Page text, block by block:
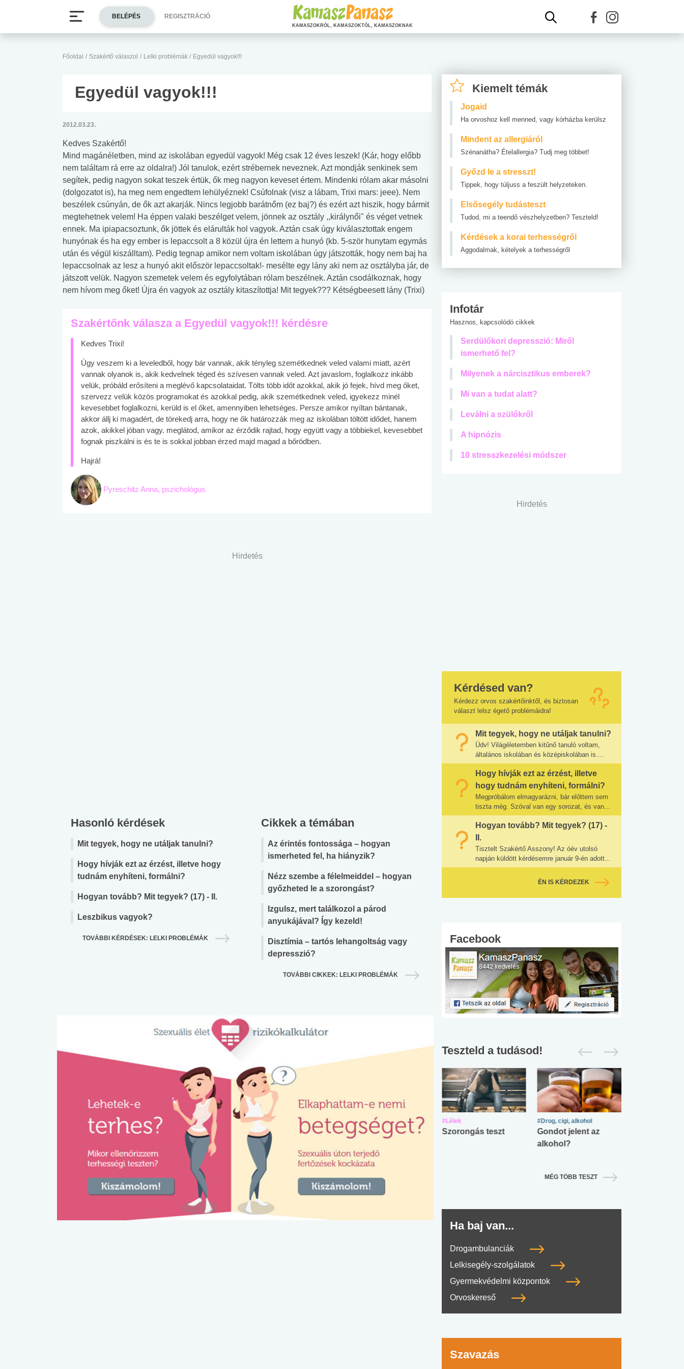
Főoldal / Szakértő válaszol / Lelki problémák / Egyedül vagyok!!!
Egyedül vagyok!!!
2012.03.23.
Kedves Szakértő!
Mind magánéletben, mind az iskolában egyedül vagyok! Még csak 12 éves leszek! (Kár, hogy előbb
nem találtam rá erre az oldalra!) Jól tanulok, ezért strébernek neveznek. Azt mondják senkinek sem
segítek, pedig nagyon sokat teszek értük, ők meg nagyon keveset értem. Mindenki rólam akar másolni
(dolgozatot is), ha meg nem engedtem lehülyéznek! Csúfolnak (visz a lábam, Trixi mars: jeee). Nem
beszélek csúnyán, de ők azt akarják. Nincs legjobb barátnőm (ez baj?) és ezért azt hiszik, hogy bármit
megtehetnek velem! Ha éppen valaki beszélget velem, jönnek az osztály ,,királynői" és véget vetnek
ennek. Ma ipiapacsoztunk, ők jöttek és elárulták hol vagyok. Aztán csak úgy kiválasztottak engem
hunyónak és ha egy ember is lepaccsolt a 8 közül újra én lettem a hunyó (kb. 5-ször hunytam egymás
után és végül kiszálltam). Pedig tegnap amikor nem voltam iskolában úgy játszották, hogy nem baj ha
lepaccsolnak az lesz a hunyó akit először lepaccsoltak!- mesélte egy lány aki nem az osztályba jár, de
játszott velük. Nagyon szemetek velem és egyfolytában rólam beszélnek. Aztán csodálkoznak, hogy
nem hívom meg őket! Újra én vagyok az osztály kitaszítottja! Mit tegyek??? Kétségbeesett lány (Trixi)
Szakértőnk válasza a Egyedül vagyok!!! kérdésre
Kedves Trixi!
Úgy veszem ki a leveledből, hogy bár vannak, akik tényleg szemétkednek veled valami miatt, azért
vannak olyanok is, akik kedvelnek téged és szívesen vannak veled. Azt javaslom, foglalkozz inkább
velük, próbáld erősíteni a meglévő kapcsolataidat. Tölts több időt azokkal, akik jó fejek, hívd meg őket,
szervezz velük közös programokat és azokkal pedig, akik szemétkednek veled, igyekezz minél
kevesebbet foglalkozni, kerüld is el őket, amennyiben lehetséges. Persze amikor nyíltan bántanak,
akkor állj ki magadért, de törekedj arra, hogy ne ők határozzák meg az iskolában töltött idődet, hanem
azok, akikkel jóban vagy. meglátod, amikor az érződik rajtad, hogy együtt vagy a többiekel, kevesebbet
fognak piszkálni is és te is sokkal jobban érzed majd magad a bőrödben.
Hajrá!
Pyreschitz Anna, pszichológus
Hirdetés
Hasonló kérdések
Mit tegyek, hogy ne utáljak tanulni?
Hogy hívják ezt az érzést, illetve hogy
tudnám enyhíteni, formálni?
Hogyan tovább? Mit tegyek? (17) - II.
Leszbikus vagyok?
TOVÁBBI KÉRDÉSEK: LELKI PROBLÉMÁK
Cikkek a témában
Az érintés fontossága – hogyan
ismerheted fel, ha hiányzik?
Nézz szembe a félelmeiddel – hogyan
győzheted le a szorongást?
Izgulsz, mert találkozol a párod
anyukájával? Így kezeld!
Disztímia – tartós lehangoltság vagy
depresszió?
TOVÁBBI CIKKEK: LELKI PROBLÉMÁK
Kiemelt témák
Jogaid
Ha orvoshoz kell menned, vagy kórházba kerülsz
Mindent az allergiáról
Szénanátha? Ételallergia? Tudj meg többet!
Győzd le a stresszt!
Tippek, hogy túljuss a feszült helyzeteken.
Elsősegély tudásteszt
Tudod, mi a teendő vészhelyzetben? Teszteld!
Kérdések a korai terhességről
Aggodalmak, kételyek a terhességről
Infotár
Hasznos, kapcsolódó cikkek
Serdülőkori depresszió: Miről
ismerhető fel?
Milyenek a nárcisztikus emberek?
Mi van a tudat alatt?
Leválni a szülőkről
A hipnózis
10 stresszkezelési módszer
Hirdetés
Kérdésed van?
Kérdezz orvos szakértőinktől, és biztosan
választ lelsz égető problémáidra!
Mit tegyek, hogy ne utáljak tanulni?
Üdv! Világéletemben kitűnő tanuló voltam,
általános iskolában és középiskolában is....
Hogy hívják ezt az érzést, illetve
hogy tudnám enyhíteni, formálni?
Megpróbálom elmagyarázni, bár előttem sem
tiszta még. Szóval van egy sorozat, és van...
Hogyan tovább? Mit tegyek? (17) -
II.
Tisztelt Szakértő Asszony! Az óév utolsó
napján küldött kérdésemre január 9-én adott...
ÉN IS KÉRDEZEK
Facebook
Teszteld a tudásod!
#Zöldövezet
Mekkora az ökológiai
#Betegségek
Elsősegély
tudásteszt
#Suli, munka
Angol középfokú
nyelvvizsga teszt -
No.42
#Suli, munka
Internet-függőség
#Lélek
Szorongás teszt
#Drog, cigi, alkohol
Gondot jelent az
alkohol?
MÉG TÖBB TESZT
Ha baj van...
Drogambulanciák
Lelkisegély-szolgálatok
Gyermekvédelmi központok
Orvoskereső
Szavazás
BELÉPÉS REGISZTRÁCIÓ
KAMASZOKRÓL, KAMASZOKTÓL, KAMASZOKNAK